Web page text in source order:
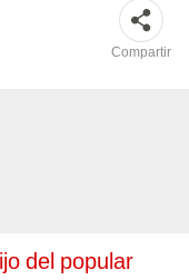
Compartir
del popular